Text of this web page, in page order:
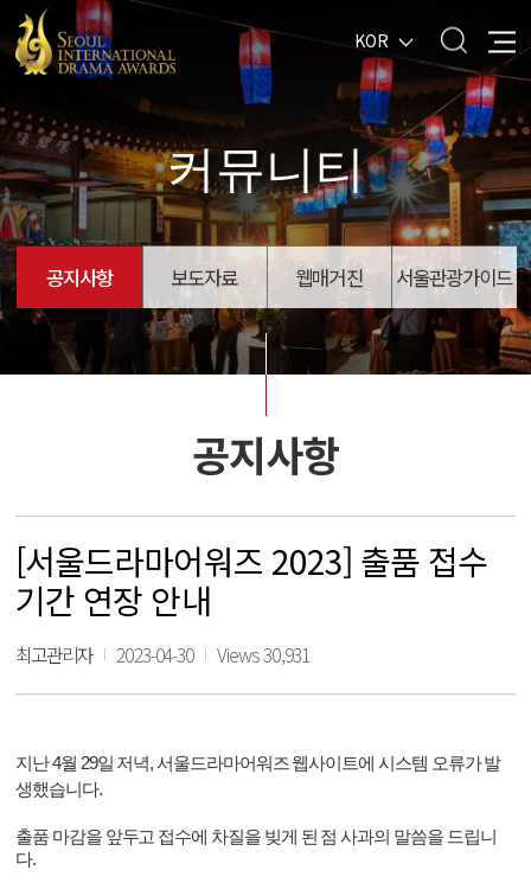
KOR
커뮤니티
공지사항 보도자료 웹매거진 서울관광가이드
공지사항
[서울드라마어워즈 2023] 출품 접수
기간 연장 안내
최고관리자 2023-04-30 Views 30,931
지난 4월 29일 저녁, 서울드라마어워즈 웹사이트에 시스템 오류가 발
생했습니다.
출품 마감을 앞두고 접수에 차질을 빚게 된 점 사과의 말씀을 드립니
다.